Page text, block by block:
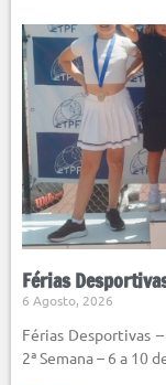
Férias
6 Agosto, 2026
Férias Desportivas
2ª Semana – 6 a 10